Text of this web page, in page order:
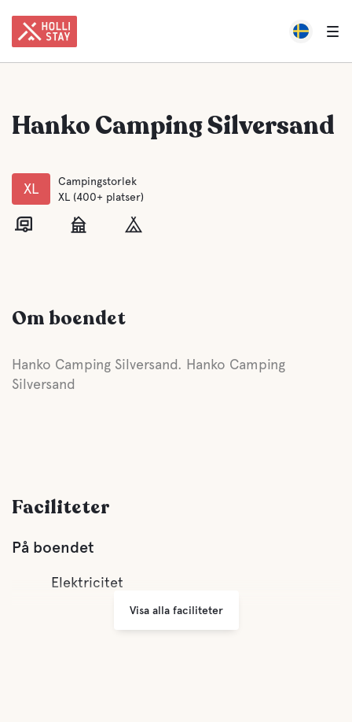
Hanko Camping Silversand
XL
Campingstorlek
XL (400+ platser)
Om boendet
Hanko Camping Silversand. Hanko Camping
Silversand
Faciliteter
På boendet
Elektricitet
Visa alla faciliteter